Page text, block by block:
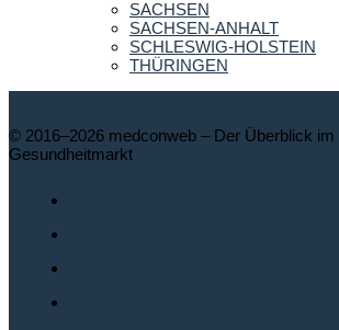
SACHSEN
SACHSEN-ANHALT
SCHLESWIG-HOLSTEIN
THÜRINGEN
© 2016–2026 medconweb – Der Überblick
Gesundheitmarkt